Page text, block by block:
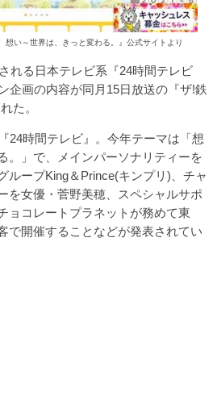
い～世界は、きっと変わる。』公式サイトより
れる日本テレビ系『24時間テレビ
企画の内容が同月15日放送の『ザ!鉄
た。
24時間テレビ』。今年テーマは「想
。」で、メインパーソナリティーを
ループKing＆Prince(キンプリ)、チャ
を女優・菅野美穂、スペシャルサポ
ョコレートプラネットが務めて東
で開催することなどが発表されてい